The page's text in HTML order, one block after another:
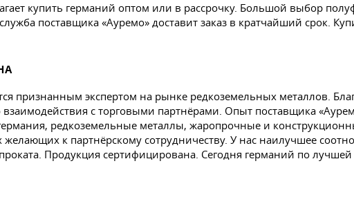
купить германий оптом или в рассрочку. Большой выбор
поставщика «Ауремо» доставит заказ в кратчайший срок.
признанным экспертом на рынке редкоземельных металлов.
с торговыми партнёрами. Опыт поставщика
редкоземельные металлы, жаропрочные и
желающих к партнёрскому сотрудничеству. У нас наилучшее
Продукция сертифицирована. Сегодня германий по